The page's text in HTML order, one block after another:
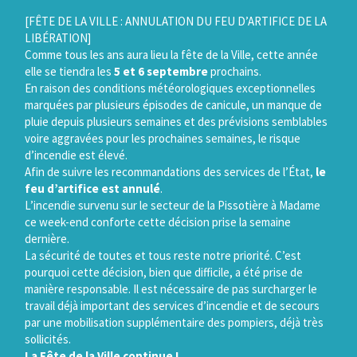
[FÊTE DE LA VILLE : ANNULATION DU FEU D’ARTIFICE DE LA
LIBÉRATION]
Comme tous les ans aura lieu la fête de la Ville, cette année
elle se tiendra les 5 et 6 septembreprochains.
En raison des conditions météorologiques exceptionnelles
marquées par plusieurs épisodes de canicule, un manque de
pluie depuis plusieurs semaines et des prévisions semblables
voire aggravées pour les prochaines semaines, le risque
d’incendie est élevé.
Afin de suivre les recommandations des services de l’État, le
feu d’artifice est annulé.
L’incendie survenu sur le secteur de la Pissotière à Madame
ce week-end conforte cette décision prise la semaine
dernière.
La sécurité de toutes et tous reste notre priorité. C’est
pourquoi cette décision, bien que difficile, a été prise de
manière responsable. Il est nécessaire de pas surcharger le
travail déjà important des services d’incendie et de secours
par une mobilisation supplémentaire des pompiers, déjà très
sollicités.